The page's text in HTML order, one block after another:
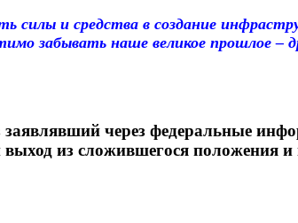
силы и средства в создание
забывать наше великое прошлое –
заявлявший через федеральные
из сложившегося положения